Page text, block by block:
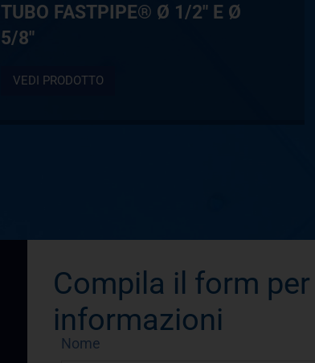
TUBO FASTPIPE® Ø 1/2″ E Ø
5/8″
VEDI PRODOTTO
Compila il form
informazioni
Nome